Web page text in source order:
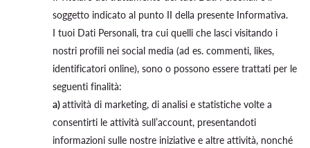
soggetto indicato al punto II della presente Informativa.
I tuoi Dati Personali, tra cui quelli che lasci visitando i
nostri profili nei social media (ad es. commenti, likes,
identificatori online), sono o possono essere trattati per le
seguenti finalità:
a)attività di marketing, di analisi e statistiche volte a
consentirti le attività sull’account, presentandoti
informazioni sulle nostre iniziative e altre attività, nonché